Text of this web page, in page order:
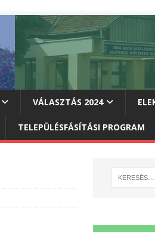
VÁLASZTÁS 2024
TELEPÜLÉSFÁSÍTÁSI PROGRAM